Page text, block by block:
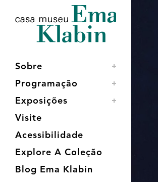
conteúdo
navegação
Sobre
Programação
Exposições
Visite
Acessibilidade
Explore A Coleção
Blog Ema Klabin